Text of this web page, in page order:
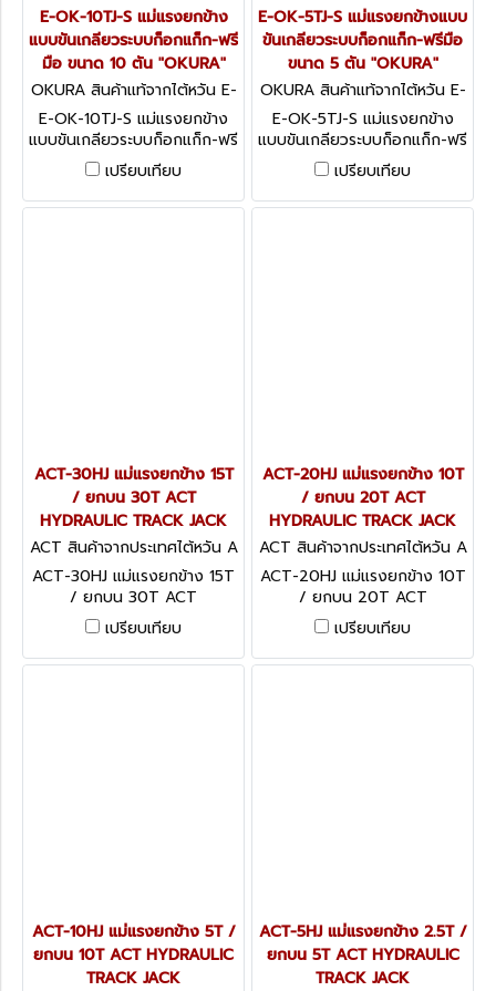
E-OK-10TJ-S แม่แรงยกข้าง
แบบขันเกลียวระบบก็อกแก็ก-ฟรี
มือ ขนาด 10 ตัน "OKURA"
OKURA สินค้าแท้จากไต้หวัน E-
OK-10TJ-S
E-OK-10TJ-S แม่แรงยกข้าง
แบบขันเกลียวระบบก็อกแก็ก-ฟรี
มือ ขนาด 10 ตัน "OKURA"
เปรียบเทียบ
E-OK-5TJ-S แม่แรงยกข้างแบบ
ขันเกลียวระบบก็อกแก็ก-ฟรีมือ
ขนาด 5 ตัน "OKURA"
OKURA สินค้าแท้จากไต้หวัน E-
OK-5TJ-S
E-OK-5TJ-S แม่แรงยกข้าง
แบบขันเกลียวระบบก็อกแก็ก-ฟรี
มือ ขนาด 5 ตัน "OKURA"
เปรียบเทียบ
ACT-30HJ แม่แรงยกข้าง 15T
/ ยกบน 30T ACT
HYDRAULIC TRACK JACK
ACT สินค้าจากประเทศไต้หวัน A
CT-30HJ
ACT-30HJ แม่แรงยกข้าง 15T
/ ยกบน 30T ACT
HYDRAULIC TRACK JACK
เปรียบเทียบ
ACT-20HJ แม่แรงยกข้าง 10T
/ ยกบน 20T ACT
HYDRAULIC TRACK JACK
ACT สินค้าจากประเทศไต้หวัน A
CT-20HJ
ACT-20HJ แม่แรงยกข้าง 10T
/ ยกบน 20T ACT
HYDRAULIC TRACK JACK
เปรียบเทียบ
ACT-10HJ แม่แรงยกข้าง 5T /
ยกบน 10T ACT HYDRAULIC
TRACK JACK
ACT-5HJ แม่แรงยกข้าง 2.5T /
ยกบน 5T ACT HYDRAULIC
TRACK JACK